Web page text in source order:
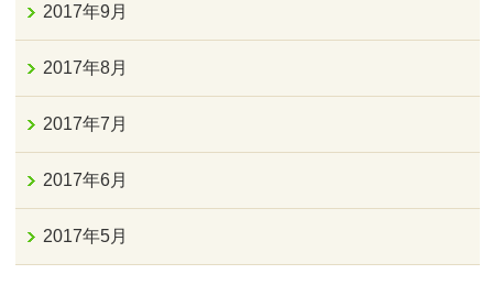
2017年9月
2017年8月
2017年7月
2017年6月
2017年5月